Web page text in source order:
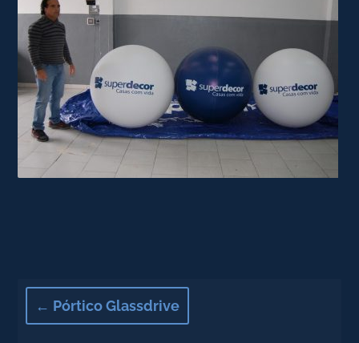
← Pórtico Glassdrive